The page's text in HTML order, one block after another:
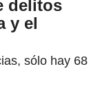
delitos
y el
sólo hay 68